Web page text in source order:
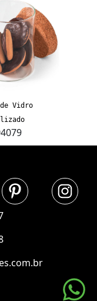
Vidro